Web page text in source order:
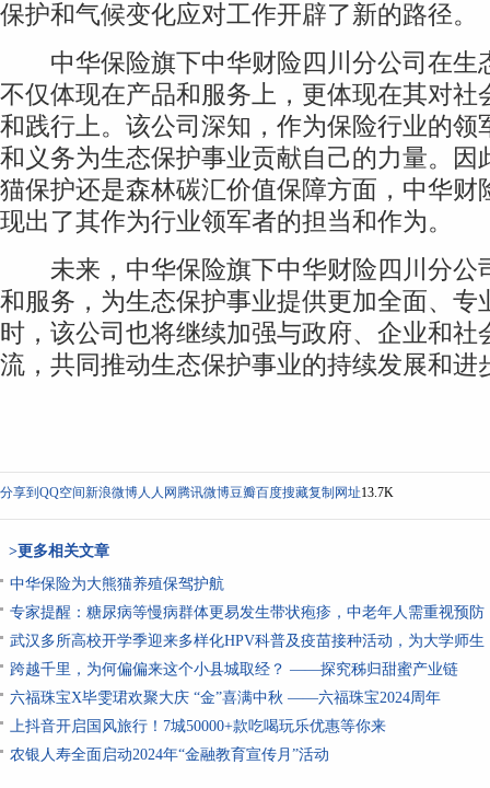
保护和气候变化应对工作开辟了新的路径。
中华保险旗下中华财险四川分公司在生
不仅体现在产品和服务上，更体现在其对社
和践行上。该公司深知，作为保险行业的领
和义务为生态保护事业贡献自己的力量。因
猫保护还是森林碳汇价值保障方面，中华财
现出了其作为行业领军者的担当和作为。
未来，中华保险旗下中华财险四川分公
和服务，为生态保护事业提供更加全面、专
时，该公司也将继续加强与政府、企业和社
流，共同推动生态保护事业的持续发展和进
分享到 QQ空间新浪微博人人网 腾讯微博豆瓣百度搜藏复制网址13.7K
>更多相关文章
中华保险为大熊猫养殖保驾护航
专家提醒：糖尿病等慢病群体更易发生带状疱疹，中老年人需重视预防
武汉多所高校开学季迎来多样化HPV科普及疫苗接种活动，为大学师生
跨越千里，为何偏偏来这个小县城取经？ ——探究秭归甜蜜产业链
六福珠宝X毕雯珺欢聚大庆 “金”喜满中秋 ——六福珠宝2024周年
上抖音开启国风旅行！7城50000+款吃喝玩乐优惠等你来
农银人寿全面启动2024年“金融教育宣传月”活动